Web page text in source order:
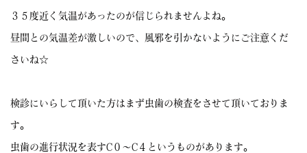
３５度近く気温があったのが信じられませんよね。
昼間との気温差が激しいので、風邪を引かないようにご注意くだ
さいね☆
検診にいらして頂いた方はまず虫歯の検査をさせて頂いておりま
す。
虫歯の進行状況を表すC０〜C４というものがあります。